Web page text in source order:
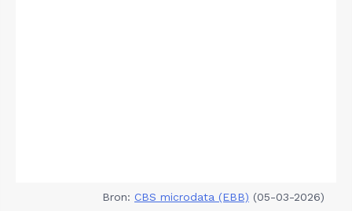
Bron: CBS microdata (EBB) (05-03-2026)